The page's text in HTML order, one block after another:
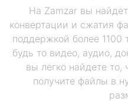
На Zamzar вы
конвертации и сжатия
поддержкой более 1100
будь то видео, аудио,
вы легко найдете
получите файлы в